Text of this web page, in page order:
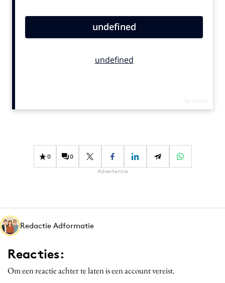
Carriere
Diversiteit
Interne communicatie
Martech
Media
Merkstrategie
PR
0 0
Advertentie
Redactie Adformatie
Reacties:
Om een reactie achter te laten is een account vereist.